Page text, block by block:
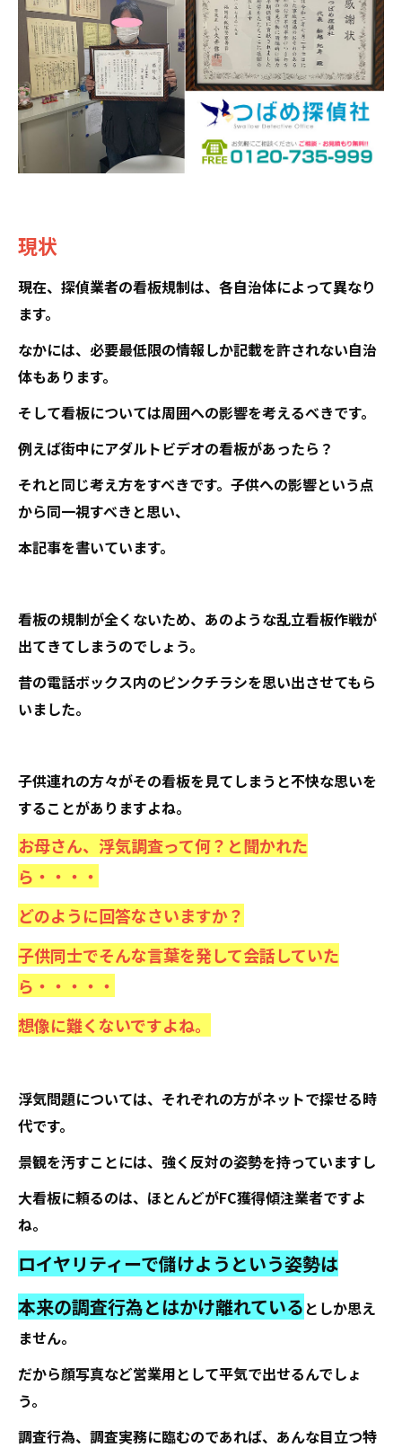
現状
現在、探偵業者の看板規制は、各自治体によって異なり
ます。
なかには、必要最低限の情報しか記載を許されない自治
体もあります。
そして看板については周囲への影響を考えるべきです。
例えば街中にアダルトビデオの看板があったら？
それと同じ考え方をすべきです。子供への影響という点
から同一視すべきと思い、
本記事を書いています。
看板の規制が全くないため、あのような乱立看板作戦が
出てきてしまうのでしょう。
昔の電話ボックス内のピンクチラシを思い出させてもら
いました。
子供連れの方々がその看板を見てしまうと不快な思いを
することがありますよね。
お母さん、浮気調査って何？と聞かれた
ら・・・・
どのように回答なさいますか？
子供同士でそんな言葉を発して会話していた
ら・・・・・
想像に難くないですよね。
浮気問題については、それぞれの方がネットで探せる時
代です。
景観を汚すことには、強く反対の姿勢を持っていますし
大看板に頼るのは、ほとんどがFC獲得傾注業者ですよ
ね。
ロイヤリティーで儲けようという姿勢は
本来の調査行為とはかけ離れているとしか思え
ません。
だから顔写真など営業用として平気で出せるんでしょ
う。
調査行為、調査実務に臨むのであれば、あんな目立つ特